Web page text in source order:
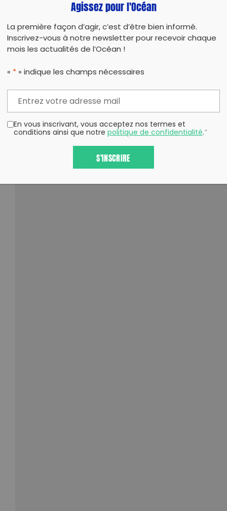
Agissez pour l'Océan
La première façon d’agir, c’est d’être bien informé.
Inscrivez-vous à notre newsletter pour recevoir chaque
mois les actualités de l’Océan !
« * » indique les champs nécessaires
En vous inscrivant, vous acceptez nos termes et
conditions ainsi que notre politique de confidentialité.*
S'INSCRIRE